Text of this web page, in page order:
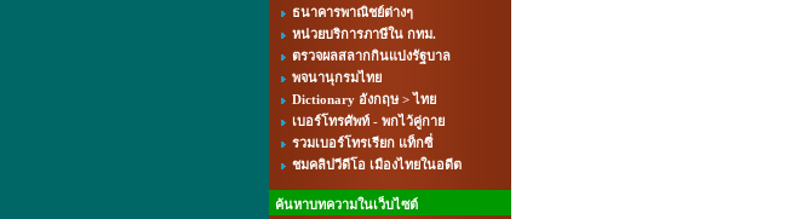
ธนาคารพาณิชย์ต่างๆ
หน่วยบริการภาษีใน กทม.
ตรวจผลสลากกินแบ่งรัฐบาล
พจนานุกรมไทย
Dictionary อังกฤษ > ไทย
เบอร์โทรศัพท์ - พกไว้คู่กาย
รวมเบอร์โทรเรียก แท็กซี่
ชมคลิปวีดีโอ เมืองไทยในอดีต
ค้นหาบทความในเว็บไซต์